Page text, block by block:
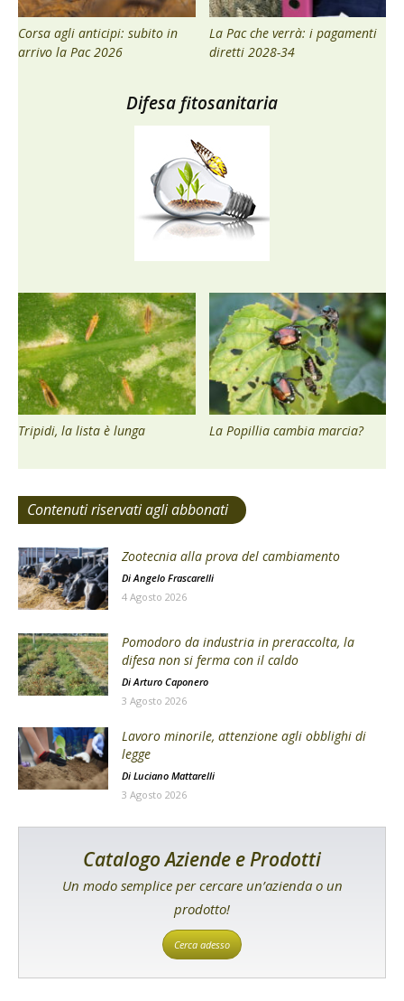
Corsa agli anticipi: subito in
arrivo la Pac 2026
La Pac che verrà: i pagamenti
diretti 2028-34
Difesa fitosanitaria
Tripidi, la lista è lunga La Popillia cambia marcia?
Contenuti riservati agli abbonati
Zootecnia alla prova del cambiamento
DiAngelo Frascarelli
4 Agosto 2026
Pomodoro da industria in preraccolta, la
difesa non si ferma con il caldo
Di Arturo Caponero
3 Agosto 2026
Lavoro minorile, attenzione agli obblighi di
legge
Di Luciano Mattarelli
3 Agosto 2026
Catalogo Aziende e Prodotti
Un modo semplice per cercare un’azienda o un
prodotto!
Cerca adesso